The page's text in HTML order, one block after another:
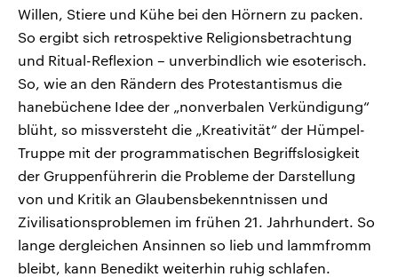
Willen, Stiere und Kühe bei den Hörnern zu packen.
So ergibt sich retrospektive Religionsbetrachtung
und Ritual-Reflexion – unverbindlich wie esoterisch.
So, wie an den Rändern des Protestantismus die
hanebüchene Idee der „nonverbalen Verkündigung“
blüht, so missversteht die „Kreativität“ der Hümpel-
Truppe mit der programmatischen Begriffslosigkeit
der Gruppenführerin die Probleme der Darstellung
von und Kritik an Glaubensbekenntnissen und
Zivilisationsproblemen im frühen 21. Jahrhundert. So
lange dergleichen Ansinnen so lieb und lammfromm
bleibt, kann Benedikt weiterhin ruhig schlafen.